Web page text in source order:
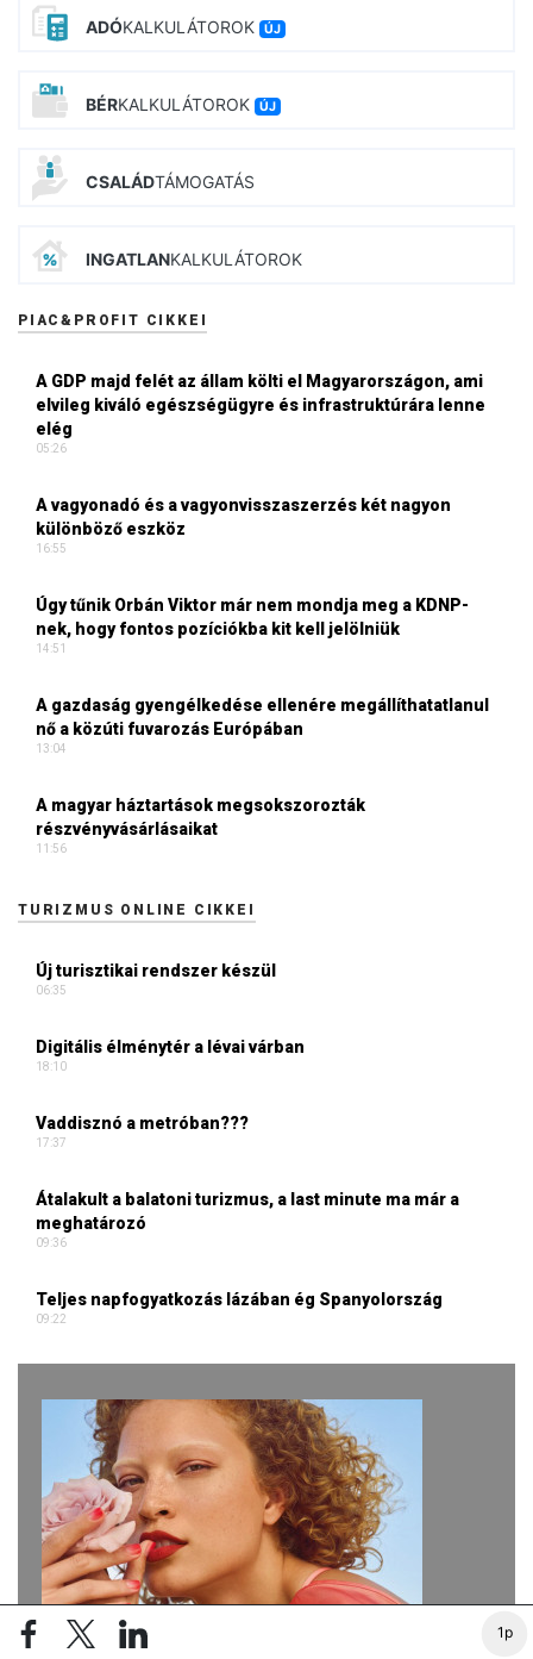
1p
ADÓKALKULÁTOROK ÚJ
BÉRKALKULÁTOROK ÚJ
CSALÁDTÁMOGATÁS
INGATLANKALKULÁTOROK
PIAC&PROFIT CIKKEI
A GDP majd felét az állam költi el Magyarországon, ami
elvileg kiváló egészségügyre és infrastruktúrára lenne
elég
05:26
A vagyonadó és a vagyonvisszaszerzés két nagyon
különböző eszköz
16:55
Úgy tűnik Orbán Viktor már nem mondja meg a KDNP-
nek, hogy fontos pozíciókba kit kell jelölniük
14:51
A gazdaság gyengélkedése ellenére megállíthatatlanul
nő a közúti fuvarozás Európában
13:04
A magyar háztartások megsokszorozták
részvényvásárlásaikat
11:56
TURIZMUS ONLINE CIKKEI
Új turisztikai rendszer készül
06:35
Digitális élménytér a lévai várban
18:10
Vaddisznó a metróban???
17:37
Átalakult a balatoni turizmus, a last minute ma már a
meghatározó
09:36
Teljes napfogyatkozás lázában ég Spanyolország
09:22